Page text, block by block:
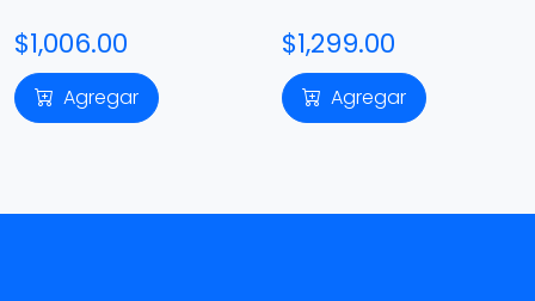
$1,006.00
Agregar
$1,299.00
Agregar